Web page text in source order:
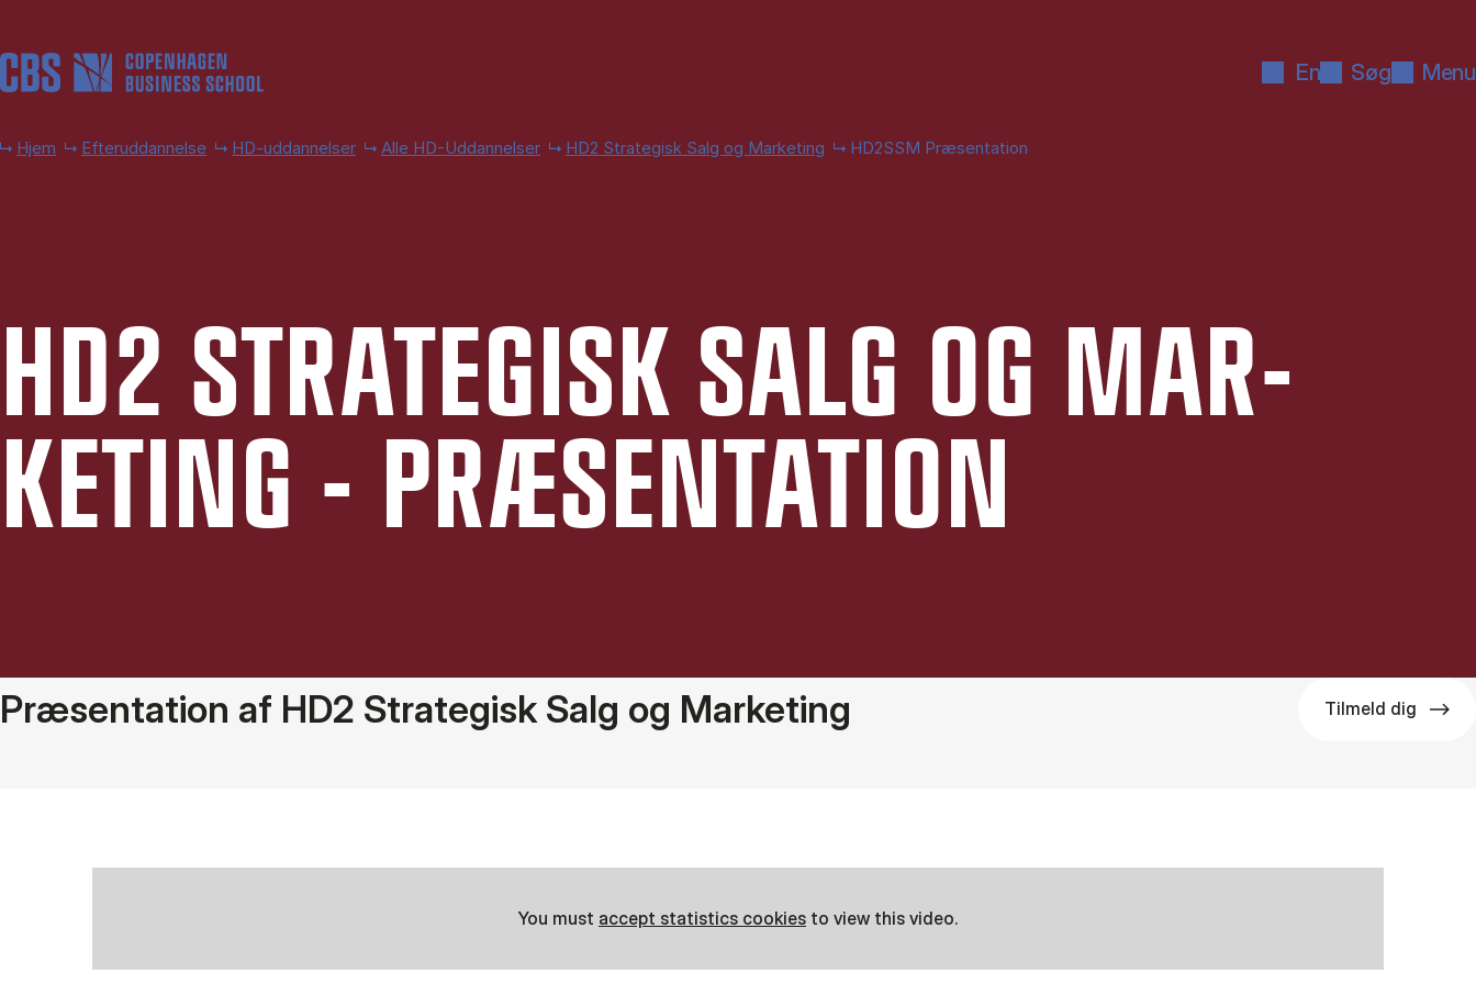
En Søg Menu
Hjem Efteruddannelse HD-uddannelser Alle HD-Uddannelser HD2 Strategisk Salg og Marketing HD2SSM Præsentation
HD2 STRA­TE­GISK SALG OG MAR­
KE­TING - PRÆ­SEN­TA­TION
Præsentation af HD2 Strategisk Salg og Marketing Tilmeld dig
You must accept statistics cookies to view this video.